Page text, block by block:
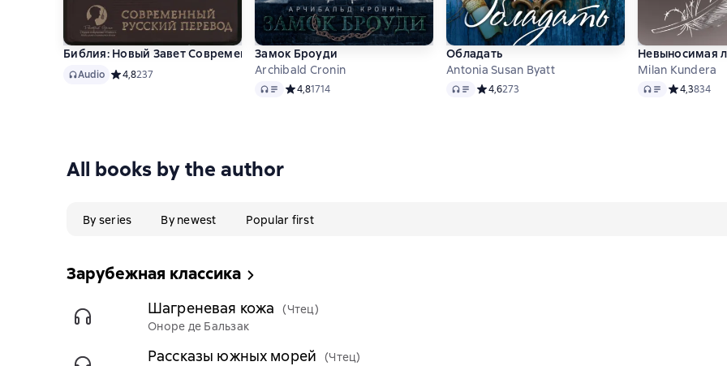
Библия: Новый Завет Современный перевод РБО
AudioAudio Средний рейтинг 4,8 на основе 237 оценок
4,8237
Замок Броуди
Archibald Cronin
Audio Средний рейтинг 4,8 на основе 1714 оценок
4,81714
Обладать
Antonia Susan Byatt
Audio Средний рейтинг 4,6 на основе 273 оценок
4,6273
Невыносимая
Milan Kundera
Audio Средний
4,3834
All books by the author
By series By newest Popular first
Зарубежная классика
Шагреневая кожа
(Чтец)
Оноре де Бальзак
Рассказы южных морей
(Чтец)